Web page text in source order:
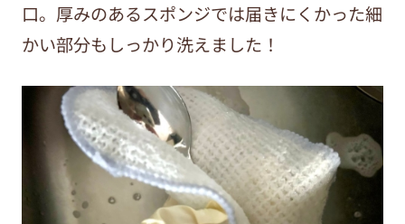
口。厚みのあるスポンジでは届きにくかった細
かい部分もしっかり洗えました！